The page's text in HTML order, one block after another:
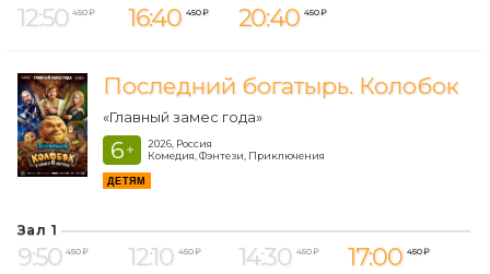
12:50 450 ₽ 16:40 450 ₽ 20:40 450 ₽
Последний богатырь. Колобок
«Главный замес года»
6 +
2026, Россия
Комедия, Фэнтези, Приключения
ДЕТЯМ
Зал 1
9:50 450 ₽ 12:10 450 ₽ 14:30 450 ₽ 17:00 450 ₽